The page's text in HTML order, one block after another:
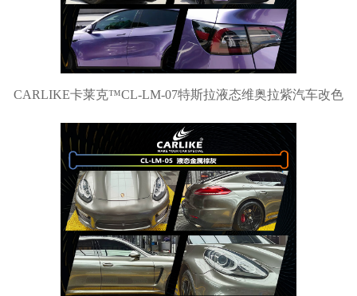
CARLIKE卡莱克™CL-LM-07特斯拉液态维奥拉紫汽车改色